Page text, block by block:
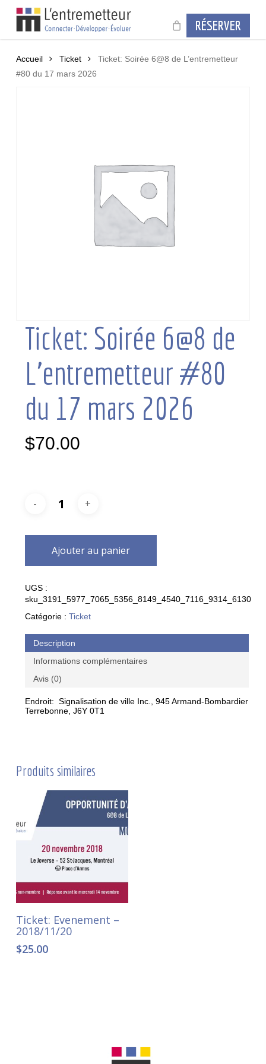
content
RÉSERVER
Accueil Ticket
Ticket: Soirée 6@8 de L’entremetteur
#80 du 17 mars 2026
Ticket: Soirée 6@8 de
L’entremetteur #80
du 17 mars 2026
$70.00
Ajouter au panier
UGS :
sku_3191_5977_7065_5356_8149_4540_7116_9314_6130
Catégorie : Ticket
Description
Informations complémentaires
Avis (0)
Endroit: Signalisation de ville Inc., 945 Armand-Bombardier
Terrebonne, J6Y 0T1
Produits similaires
Ajouter au panier
Ticket: Evenement –
2018/11/20
$25.00